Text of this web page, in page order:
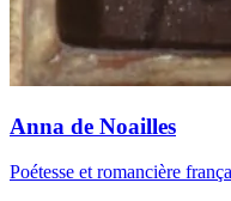
Anna de Noailles
Poétesse et romancière